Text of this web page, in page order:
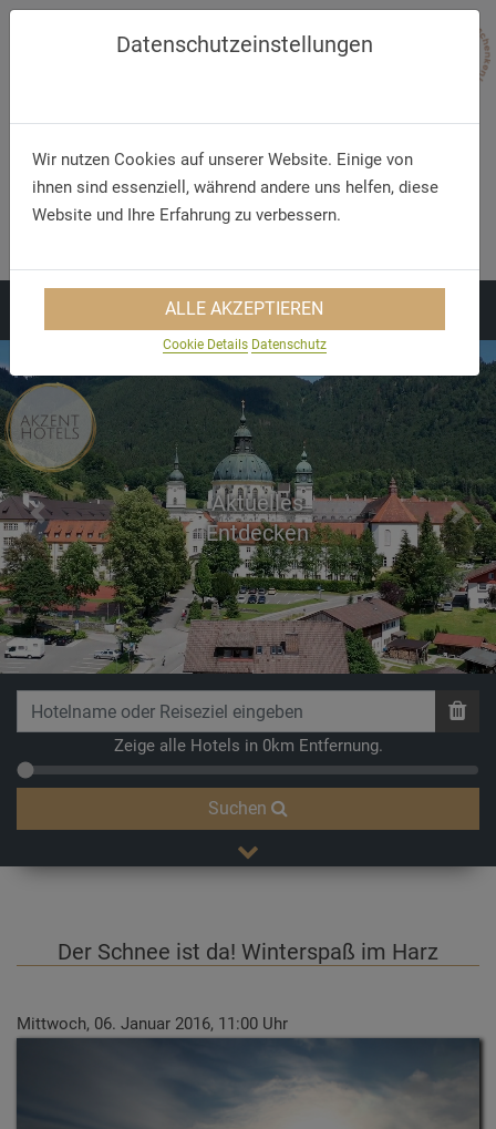
Telefon/WhatsApp
Aktuelles
Entdecken
Previous Next
Zeige alle Hotels in 0km Entfernung.
Suchen
Der Schnee ist da! Winterspaß im Harz
Mittwoch, 06. Januar 2016, 11:00 Uhr
Datenschutzeinstellungen
Wir nutzen Cookies auf unserer Website. Einige von
ihnen sind essenziell, während andere uns helfen, diese
Website und Ihre Erfahrung zu verbessern.
ALLE AKZEPTIEREN
Cookie Details Datenschutz